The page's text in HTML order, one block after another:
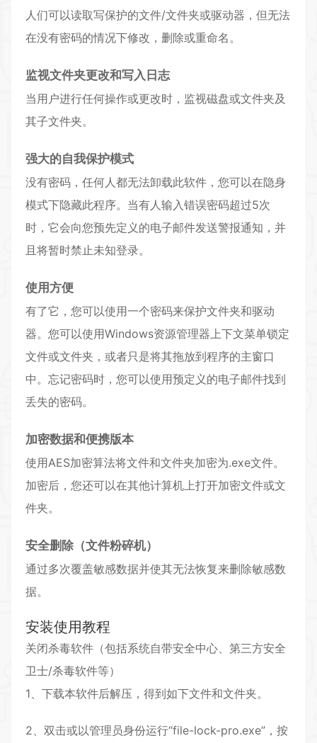
人们可以读取写保护的文件/文件夹或驱动器，但无法
在没有密码的情况下修改，删除或重命名。
监视文件夹更改和写入日志
当用户进行任何操作或更改时，监视磁盘或文件夹及
其子文件夹。
强大的自我保护模式
没有密码，任何人都无法卸载此软件，您可以在隐身
模式下隐藏此程序。当有人输入错误密码超过5次
时，它会向您预先定义的电子邮件发送警报通知，并
且将暂时禁止未知登录。
使用方便
有了它，您可以使用一个密码来保护文件夹和驱动
器。您可以使用Windows资源管理器上下文菜单锁定
文件或文件夹，或者只是将其拖放到程序的主窗口
中。忘记密码时，您可以使用预定义的电子邮件找到
丢失的密码。
加密数据和便携版本
使用AES加密算法将文件和文件夹加密为.exe文件。
加密后，您还可以在其他计算机上打开加密文件或文
件夹。
安全删除（文件粉碎机）
通过多次覆盖敏感数据并使其无法恢复来删除敏感数
据。
安装使用教程
关闭杀毒软件（包括系统自带安全中心、第三方安全
卫士/杀毒软件等）
1、下载本软件后解压，得到如下文件和文件夹。
2、双击或以管理员身份运行“file-lock-pro.exe”，按